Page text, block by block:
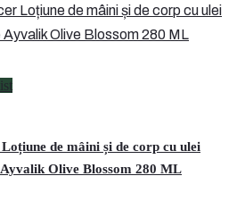
de mâini și de corp cu ulei
Olive Blossom 280 ML